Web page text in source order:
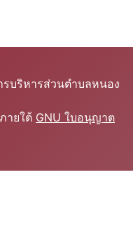
บริหารส่วนตำบลหนอง
ายใต้ GNU ใบอนุญาต